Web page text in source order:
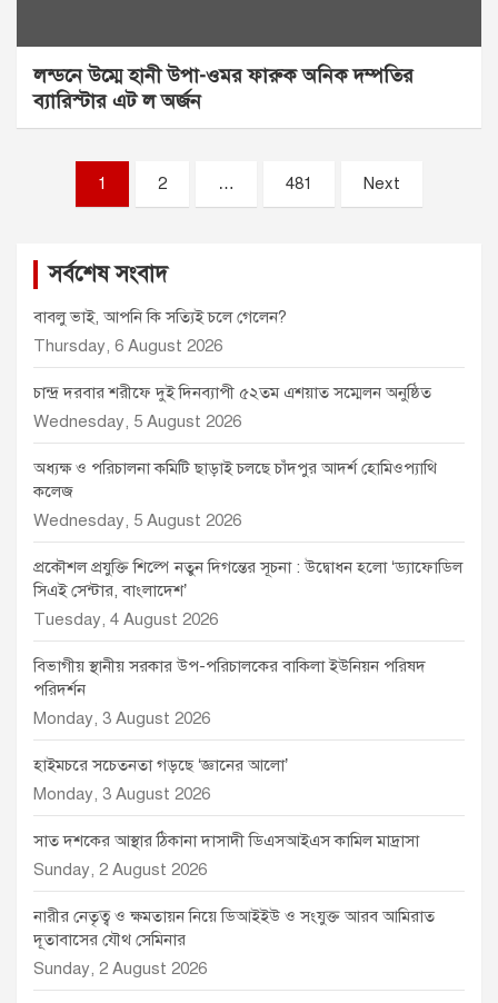
লন্ডনে উম্মে হানী উপা-ওমর ফারুক অনিক দম্পতির
ব্যারিস্টার এট ল অর্জন
pagination
1 2 … 481 Next
সর্বশেষ সংবাদ
বাবলু ভাই, আপনি কি সত্যিই চলে গেলেন?
Thursday, 6 August 2026
চান্দ্র দরবার শরীফে দুই দিনব্যাপী ৫২তম এশয়াত সম্মেলন অনুষ্ঠিত
Wednesday, 5 August 2026
অধ্যক্ষ ও পরিচালনা কমিটি ছাড়াই চলছে চাঁদপুর আদর্শ হোমিওপ্যাথি
কলেজ
Wednesday, 5 August 2026
প্রকৌশল প্রযুক্তি শিল্পে নতুন দিগন্তের সূচনা : উদ্বোধন হলো ‘ড্যাফোডিল
সিএই সেন্টার, বাংলাদেশ’
Tuesday, 4 August 2026
বিভাগীয় স্থানীয় সরকার উপ-পরিচালকের বাকিলা ইউনিয়ন পরিষদ
পরিদর্শন
Monday, 3 August 2026
হাইমচরে সচেতনতা গড়ছে ‘জ্ঞানের আলো’
Monday, 3 August 2026
সাত দশকের আস্থার ঠিকানা দাসাদী ডিএসআইএস কামিল মাদ্রাসা
Sunday, 2 August 2026
নারীর নেতৃত্ব ও ক্ষমতায়ন নিয়ে ডিআইইউ ও সংযুক্ত আরব আমিরাত
দূতাবাসের যৌথ সেমিনার
Sunday, 2 August 2026